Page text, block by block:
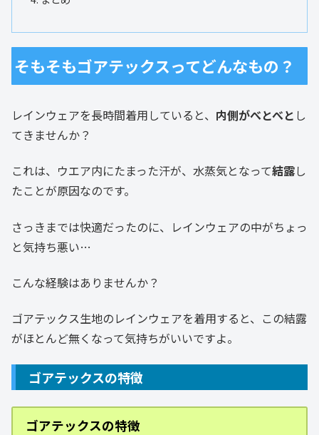
そもそもゴアテックスってどんなもの？
レインウェアを長時間着用していると、 内側がべとべと し
てきませんか？
これは、ウエア内にたまった汗が、水蒸気となって結露し
たことが原因なのです。
さっきまでは快適だったのに、レインウェアの中がちょっ
と気持ち悪い…
こんな経験はありませんか？
ゴアテックス生地のレインウェアを着用すると、この結露
がほとんど無くなって気持ちがいいですよ。
ゴアテックスの特徴
ゴアテックスの特徴